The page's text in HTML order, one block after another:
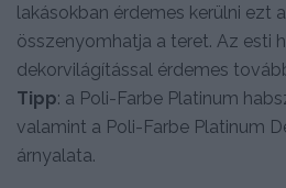
lakásokban érdemes kerülni ezt
összenyomhatja a teret. Az esti
dekorvilágítással érdemes
Tipp: a Poli-Farbe Platinum
valamint a Poli-Farbe Platinum
árnyalata.